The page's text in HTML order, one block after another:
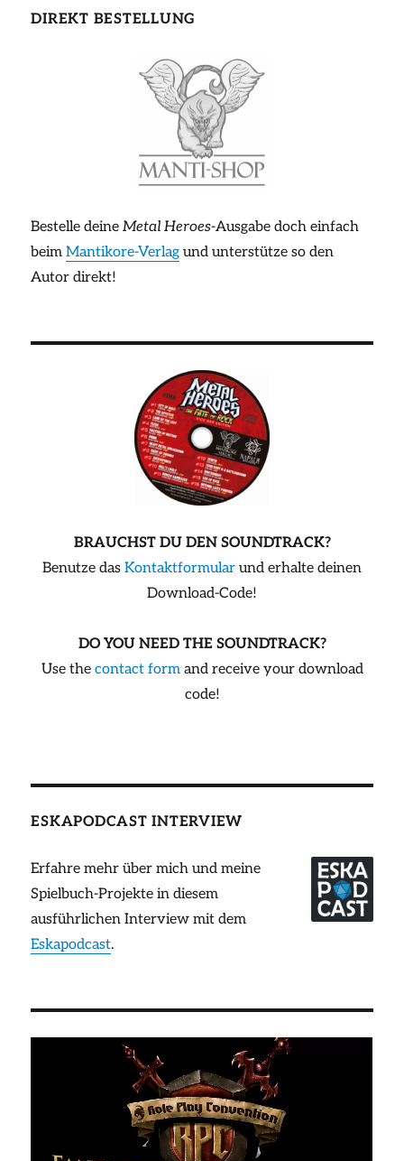
DIREKT BESTELLUNG
Bestelle deineMetal Heroes-Ausgabe doch einfach
beimMantikore-Verlag und unterstütze so den
Autor direkt!
BRAUCHST DU DEN SOUNDTRACK?
Benutze das Kontaktformular und erhalte deinen
Download-Code!
DO YOU NEED THE SOUNDTRACK?
Use the contact formand receive your download
code!
ESKAPODCAST INTERVIEW
Erfahre mehr über mich und meine
Spielbuch-Projekte in diesem
ausführlichen Interview mit dem
Eskapodcast.